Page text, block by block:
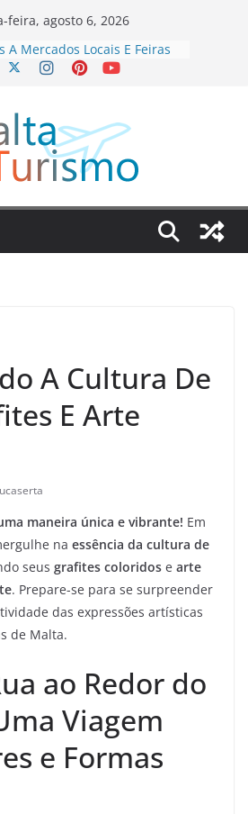
feira, agosto 6, 2026
A Mercados Locais E Feiras
Em Destinos Que Unem
E Aprendizado
Culturais E Shows Típicos
Destino
Pouco
A Cultura De
E Arte
maneira única e vibrante! Em
na essência da cultura de
seus grafites coloridos e arte
. Prepare-se para se surpreender
das expressões artísticas
de Malta.
ao Redor do
Viagem
e Formas